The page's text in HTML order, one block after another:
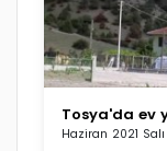
Tosya'da ev
Haziran 2021 Salı